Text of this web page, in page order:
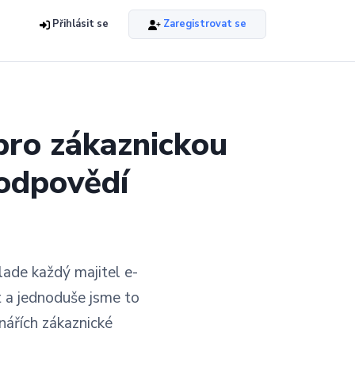
Přihlásit se Zaregistrovat se
zákaznickou
každý majitel e-
jednoduše jsme to
zákaznické